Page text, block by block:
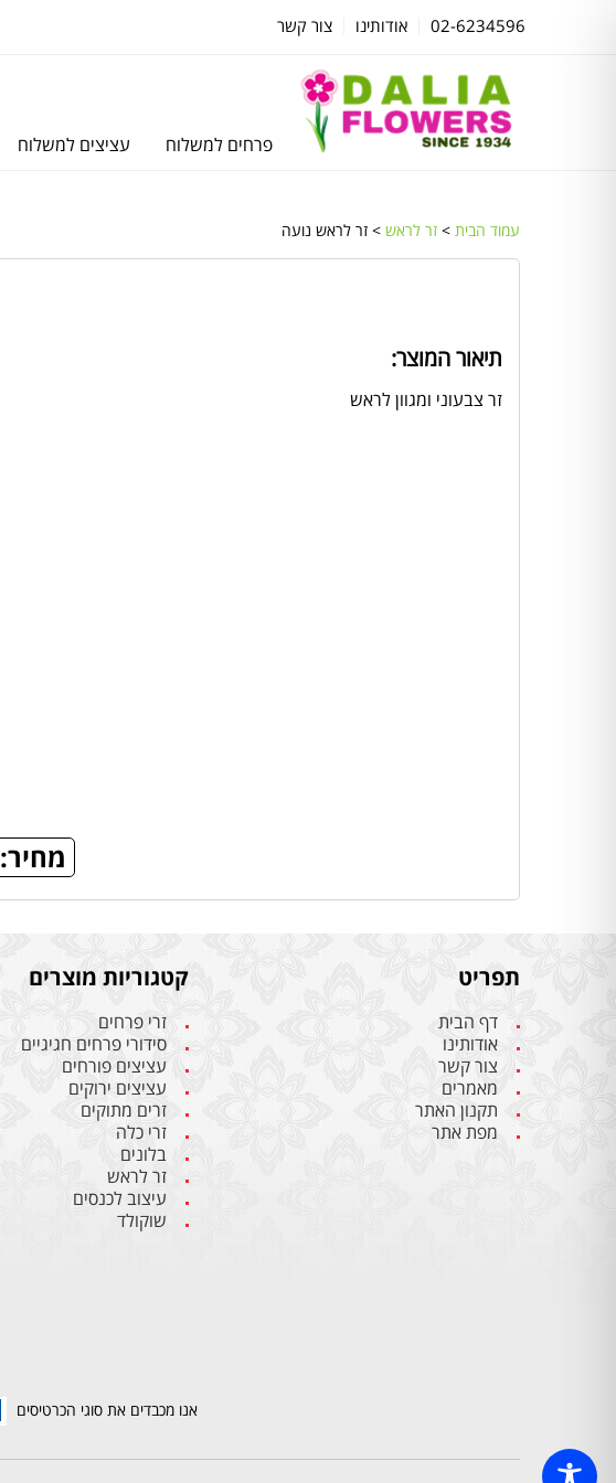
02-6234596 אודותינו צור קשר
פרחים למשלוח עציצים למשלוח
עמוד הבית > זר לראש > זר לראש נועה
תיאור המוצר:
זר צבעוני ומגוון לראש
מחיר:
תפריט
דף הבית
אודותינו
צור קשר
מאמרים
תקנון האתר
מפת אתר
קטגוריות מוצרים
זרי פרחים
סידורי פרחים חגיגיים
עציצים פורחים
עציצים ירוקים
זרים מתוקים
זרי כלה
בלונים
זר לראש
עיצוב לכנסים
שוקולד
אנו מכבדים את סוגי הכרטיסים